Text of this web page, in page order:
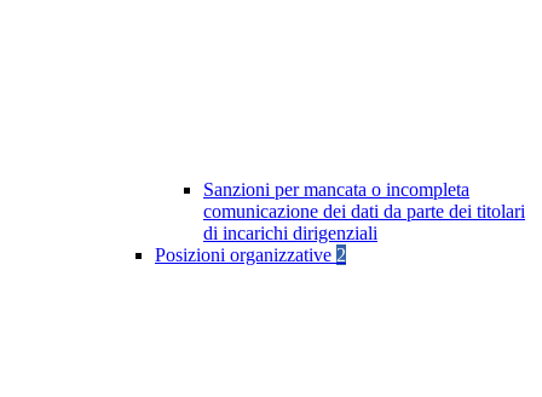
Sanzioni per mancata o incompleta
comunicazione dei dati da parte dei titolari
di incarichi dirigenziali
Posizioni organizzative 2